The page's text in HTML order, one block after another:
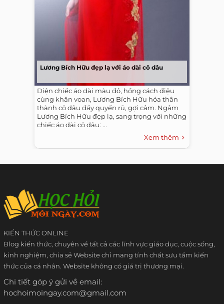
Lương Bích Hữu đẹp lạ với áo dài cô dâu
Diện chiếc áo dài màu đỏ, hồng cách điệu
cùng khăn voan, Lương Bích Hữu hóa thân
thành cô dâu đầy quyến rũ, gợi cảm. Ngắm
Lương Bích Hữu đẹp lạ, sang trọng với những
chiếc áo dài cô dâu: ...
Xem thêm
KIẾN THỨC ONLINE
Blog kiến thức, chuyên về tất cả các lĩnh vực giáo dục, cuộc sống,
kinh nghiệm, chia sẻ Website chỉ mang tính chất sưu tầm kiến
thức của cá nhân. Website không có giá trị thương mại.
Chi tiết góp ý gửi về email:
hochoimoingay.com@gmail.com